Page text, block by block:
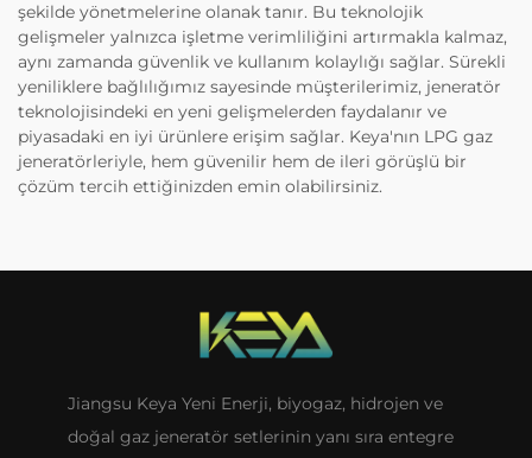
şekilde yönetmelerine olanak tanır. Bu teknolojik
gelişmeler yalnızca işletme verimliliğini artırmakla kalmaz,
aynı zamanda güvenlik ve kullanım kolaylığı sağlar. Sürekli
yeniliklere bağlılığımız sayesinde müşterilerimiz, jeneratör
teknolojisindeki en yeni gelişmelerden faydalanır ve
piyasadaki en iyi ürünlere erişim sağlar. Keya'nın LPG gaz
jeneratörleriyle, hem güvenilir hem de ileri görüşlü bir
çözüm tercih ettiğinizden emin olabilirsiniz.
Jiangsu Keya Yeni Enerji, biyogaz, hidrojen ve
doğal gaz jeneratör setlerinin yanı sıra entegre